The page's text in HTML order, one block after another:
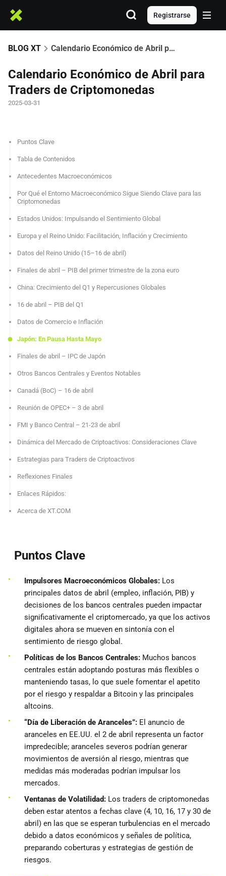
Registrarse
BLOG XT Calendario Económico de Abril para Traders de Criptomonedas
Calendario Económico de Abril para
Traders de Criptomonedas
2025-03-31
Puntos Clave
Tabla de Contenidos
Antecedentes Macroeconómicos
Por Qué el Entorno Macroeconómico Sigue Siendo Clave para las
Criptomonedas
Estados Unidos: Impulsando el Sentimiento Global
Europa y el Reino Unido: Facilitación, Inflación y Crecimiento
Datos del Reino Unido (15–16 de abril)
Finales de abril – PIB del primer trimestre de la zona euro
China: Crecimiento del Q1 y Repercusiones Globales
16 de abril – PIB del Q1
Datos de Comercio e Inflación
Japón: En Pausa Hasta Mayo
Finales de abril – IPC de Japón
Otros Bancos Centrales y Eventos Notables
Canadá (BoC) – 16 de abril
Reunión de OPEC+ – 3 de abril
FMI y Banco Central – 21-23 de abril
Dinámica del Mercado de Criptoactivos: Consideraciones Clave
Estrategias para Traders de Criptoactivos
Reflexiones Finales
Enlaces Rápidos:
Acerca de XT.COM
Puntos Clave
Impulsores Macroeconómicos Globales: Los
principales datos de abril (empleo, inflación, PIB) y
decisiones de los bancos centrales pueden impactar
significativamente el criptomercado, ya que los activos
digitales ahora se mueven en sintonía con el
sentimiento de riesgo global.
Políticas de los Bancos Centrales: Muchos bancos
centrales están adoptando posturas más flexibles o
manteniendo tasas, lo que suele fomentar el apetito
por el riesgo y respaldar a Bitcoin y las principales
altcoins.
“Día de Liberación de Aranceles”: El anuncio de
aranceles en EE.UU. el 2 de abril representa un factor
impredecible; aranceles severos podrían generar
movimientos de aversión al riesgo, mientras que
medidas más moderadas podrían impulsar los
mercados.
Ventanas de Volatilidad: Los traders de criptomonedas
deben estar atentos a fechas clave (4, 10, 16, 17 y 30 de
abril) en las que se esperan turbulencias en el mercado
debido a datos económicos y señales de política,
preparando coberturas y estrategias de gestión de
riesgos.